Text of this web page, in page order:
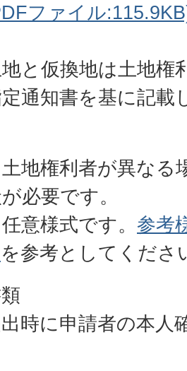
ファイル
と仮換地は土地権
通知書を基に記載
地権利者が異なる
必要です。
意様式です。 参考
を参考としてくださ
時に申請者の本人